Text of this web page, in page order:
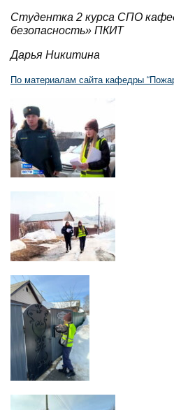
Студентка 2 курса СПО
безопасность» ПКИТ
Дарья Никитина
По материалам сайта кафедры